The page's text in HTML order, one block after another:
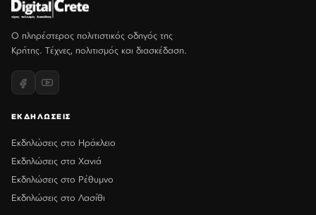
Ο πληρέστερος πολιτιστικός οδηγός της
Κρήτης. Τέχνες, πολιτισμός και διασκέδαση.
ΕΚΔΗΛΩΣΕΙΣ
Εκδηλώσεις στο Ηράκλειο
Εκδηλώσεις στα Χανιά
Εκδηλώσεις στο Ρέθυμνο
Εκδηλώσεις στο Λασίθι